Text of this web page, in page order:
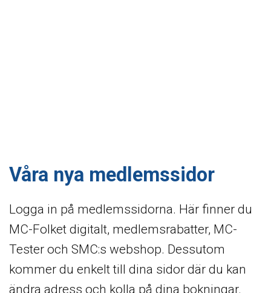
Våra nya medlemssidor
Logga in på medlemssidorna. Här finner du
MC-Folket digitalt, medlemsrabatter, MC-
Tester och SMC:s webshop. Dessutom
kommer du enkelt till dina sidor där du kan
ändra adress och kolla på dina bokningar.